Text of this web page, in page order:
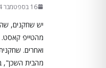
16 בספטמבר 2024
יש שחקנים,
מהטייפ קאסט.
ואחרים.
מהבית השכן",